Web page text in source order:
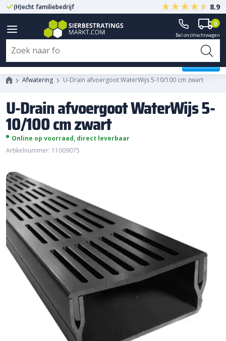
(H)echt familiebedrijf Gegarandeerd A-kwaliteit
8.9
Bel onsVrachtwagen
0
Afwatering U-Drain afvoergoot WaterWijs 5-10/100 cm zwart
U-Drain afvoergoot WaterWijs 5-
10/100 cm zwart
Online op voorraad, direct leverbaar
Artikelnummer: 11009075
U-Drain afvoergoot WaterWijs 5-
10/100 cm zwart